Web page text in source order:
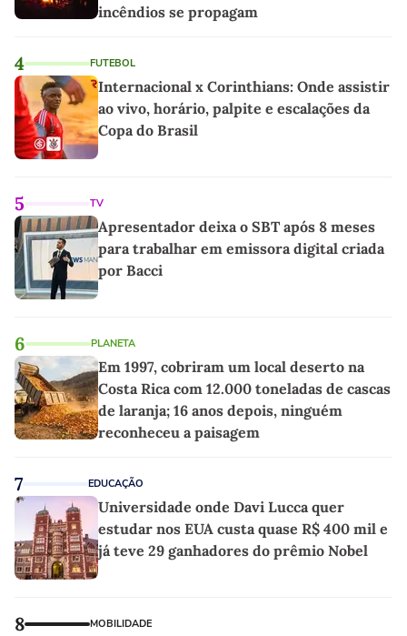
incêndios se propagam
4 FUTEBOL
Internacional x Corinthians: Onde assistir
ao vivo, horário, palpite e escalações da
Copa do Brasil
5 TV
Apresentador deixa o SBT após 8 meses
para trabalhar em emissora digital criada
por Bacci
6 PLANETA
Em 1997, cobriram um local deserto na
Costa Rica com 12.000 toneladas de cascas
de laranja; 16 anos depois, ninguém
reconheceu a paisagem
7 EDUCAÇÃO
Universidade onde Davi Lucca quer
estudar nos EUA custa quase R$ 400 mil e
já teve 29 ganhadores do prêmio Nobel
8 MOBILIDADE